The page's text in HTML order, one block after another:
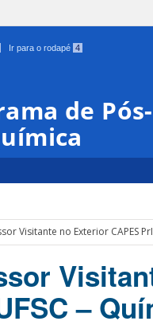
Ir para o rodapé 4
de
Visitante no Exterior CAPES
–